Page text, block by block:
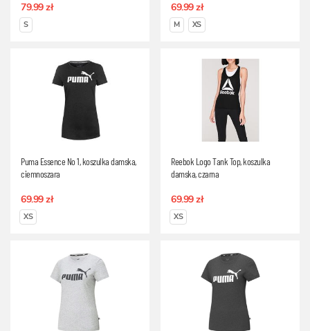
79.99 zł
S
69.99 zł
M XS
Puma Essence No 1, koszulka damska,
ciemnoszara
69.99 zł
XS
Reebok Logo Tank Top, koszulka
damska, czarna
69.99 zł
XS